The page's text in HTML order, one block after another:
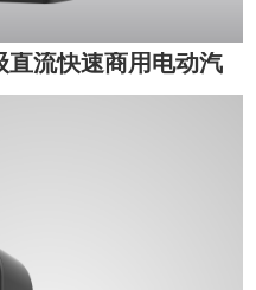
流快速商用电动汽